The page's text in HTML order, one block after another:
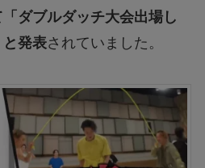
ダブルダッチ大会出場し
発表されていました。